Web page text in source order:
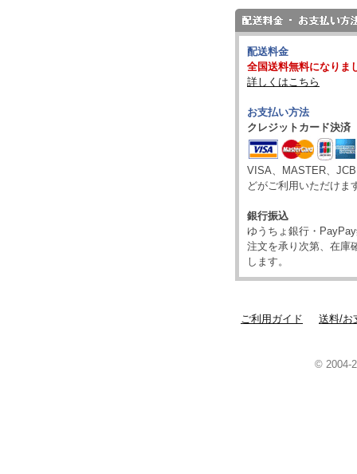
配送料金
全国送料無料になりま
詳しくはこちら
お支払い方法
クレジットカード決済
VISA、MASTER、
どがご利用いただけま
銀行振込
ゆうちょ銀行・
注文を承り次第、在庫
します。
ご利用ガイド 送料/お
© 2004-